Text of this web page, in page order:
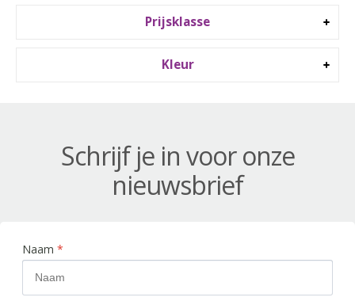
Prijsklasse
Kleur
Schrijf je in voor onze
nieuwsbrief
Naam *